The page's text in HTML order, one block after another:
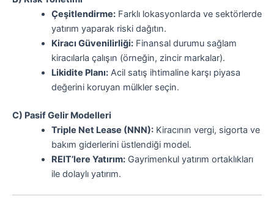
Çeşitlendirme:Farklı lokasyonlarda ve sektörlerde
yatırım yaparak riski dağıtın.
Kiracı Güvenilirliği:Finansal durumu sağlam
kiracılarla çalışın (örneğin, zincir markalar).
Likidite Planı:Acil satış ihtimaline karşı piyasa
değerini koruyan mülkler seçin.
C) Pasif Gelir Modelleri
Triple Net Lease (NNN):Kiracının vergi, sigorta ve
bakım giderlerini üstlendiği model.
REIT’lere Yatırım:Gayrimenkul yatırım ortaklıkları
ile dolaylı yatırım.